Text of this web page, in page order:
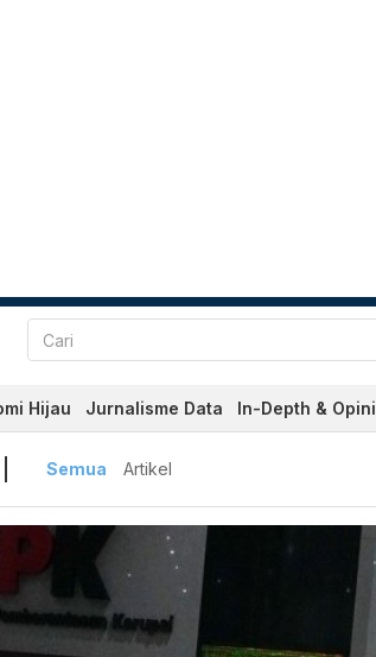
Hijau Jurnalisme Data In-Depth & Opini
Haji
Semua Artikel